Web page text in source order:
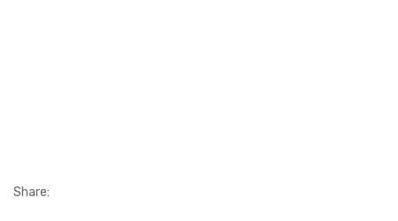
Share: